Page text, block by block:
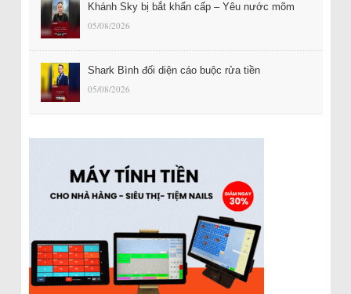
Khánh Sky bị bắt khẩn cấp – Yêu nước mõm
05/08/2026
Shark Bình đối diện cáo buộc rửa tiền
05/08/2026